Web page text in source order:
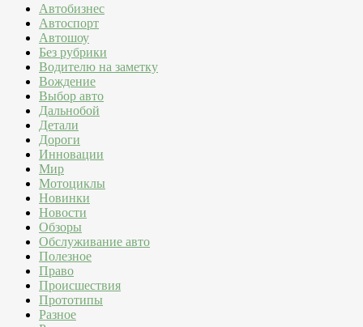
Автобизнес
Автоспорт
Автошоу
Без рубрики
Водителю на заметку
Вождение
Выбор авто
Дальнобой
Детали
Дороги
Инновации
Мир
Мотоциклы
Новинки
Новости
Обзоры
Обслуживание авто
Полезное
Право
Происшествия
Прототипы
Разное